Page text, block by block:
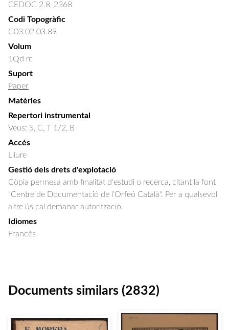
CEDOC 2.8_2368
Codi Topogràfic
C03.02.03.89
Volum
1Qd rc
Suport
Paper
Matèries
Repertori instrumental
Veus: S, C, T 1/2, B
Accés
Lliure
Gestió dels drets d'explotació
Còpia permesa amb finalitat d'estudi o recerca, citant la font
"Centre de Documentació de l’Orfeó Català". Per a qualsevol
altre ús cal demanar autorització.
Idiomes
Francès
Documents similars (2832)